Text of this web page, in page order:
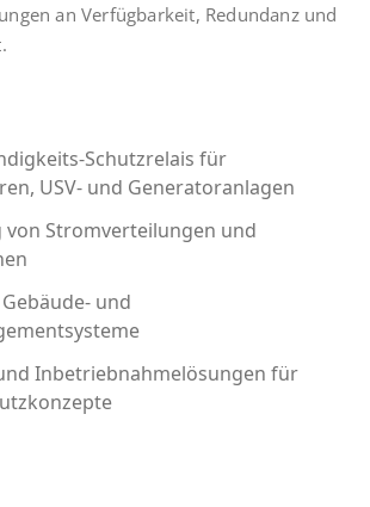
an Verfügbarkeit, Redundanz und
Schutzrelais für
USV- und Generatoranlagen
von Stromverteilungen und
und
Inbetriebnahmelösungen für